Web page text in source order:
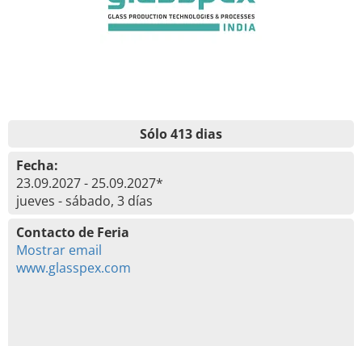
Sólo 413 dias
Fecha:
23.09.2027 - 25.09.2027*
jueves - sábado, 3 días
Contacto de Feria
Mostrar email
www.glasspex.com